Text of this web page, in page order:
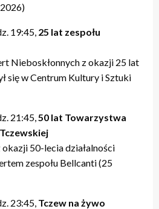
19:45, 25 lat zespołu
Nieboskłonnych z okazji 25 lat
się w Centrum Kultury i Sztuki
21:45, 50 lat Towarzystwa
50-lecia działalności
zespołu Bellcanti (25
23:45, Tczew na żywo